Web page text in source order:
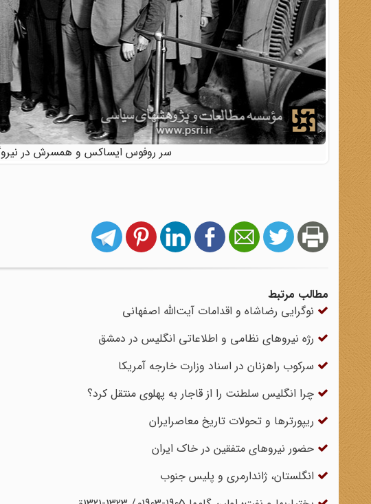
سر روفوس ایساکس و همسرش در نیروگاه
مطالب مرتبط
نوگرایی رضاشاه و اقدامات آیت‌الله اصفهانی
رژه نیروهای نظامی و اطلاعاتی انگلیس در دمشق
سرکوب راهزنان در اسناد وزارت خارجه آمریکا
چرا انگلیس سلطنت را از قاجار به پهلوی منتقل کرد؟
ریپورترها و تحولات تاریخ معاصرایران
حضور نیروهای متفقین در خاک ایران
انگلستان، ژاندارمری و پلیس جنوب